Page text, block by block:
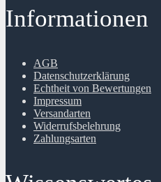
Informationen
AGB
Datenschutzerklärung
Echtheit von Bewertungen
Impressum
Versandarten
Widerrufsbelehrung
Zahlungsarten